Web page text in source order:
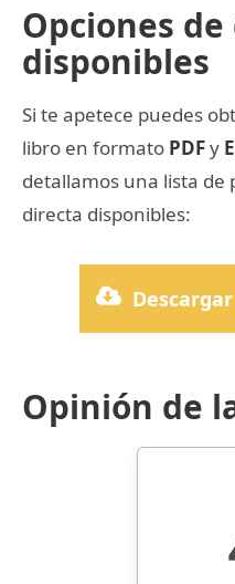
Opciones
disponibles
Si te apetece puedes
libro en formato PDFy
detallamos una lista de
directa disponibles:
Opinión de